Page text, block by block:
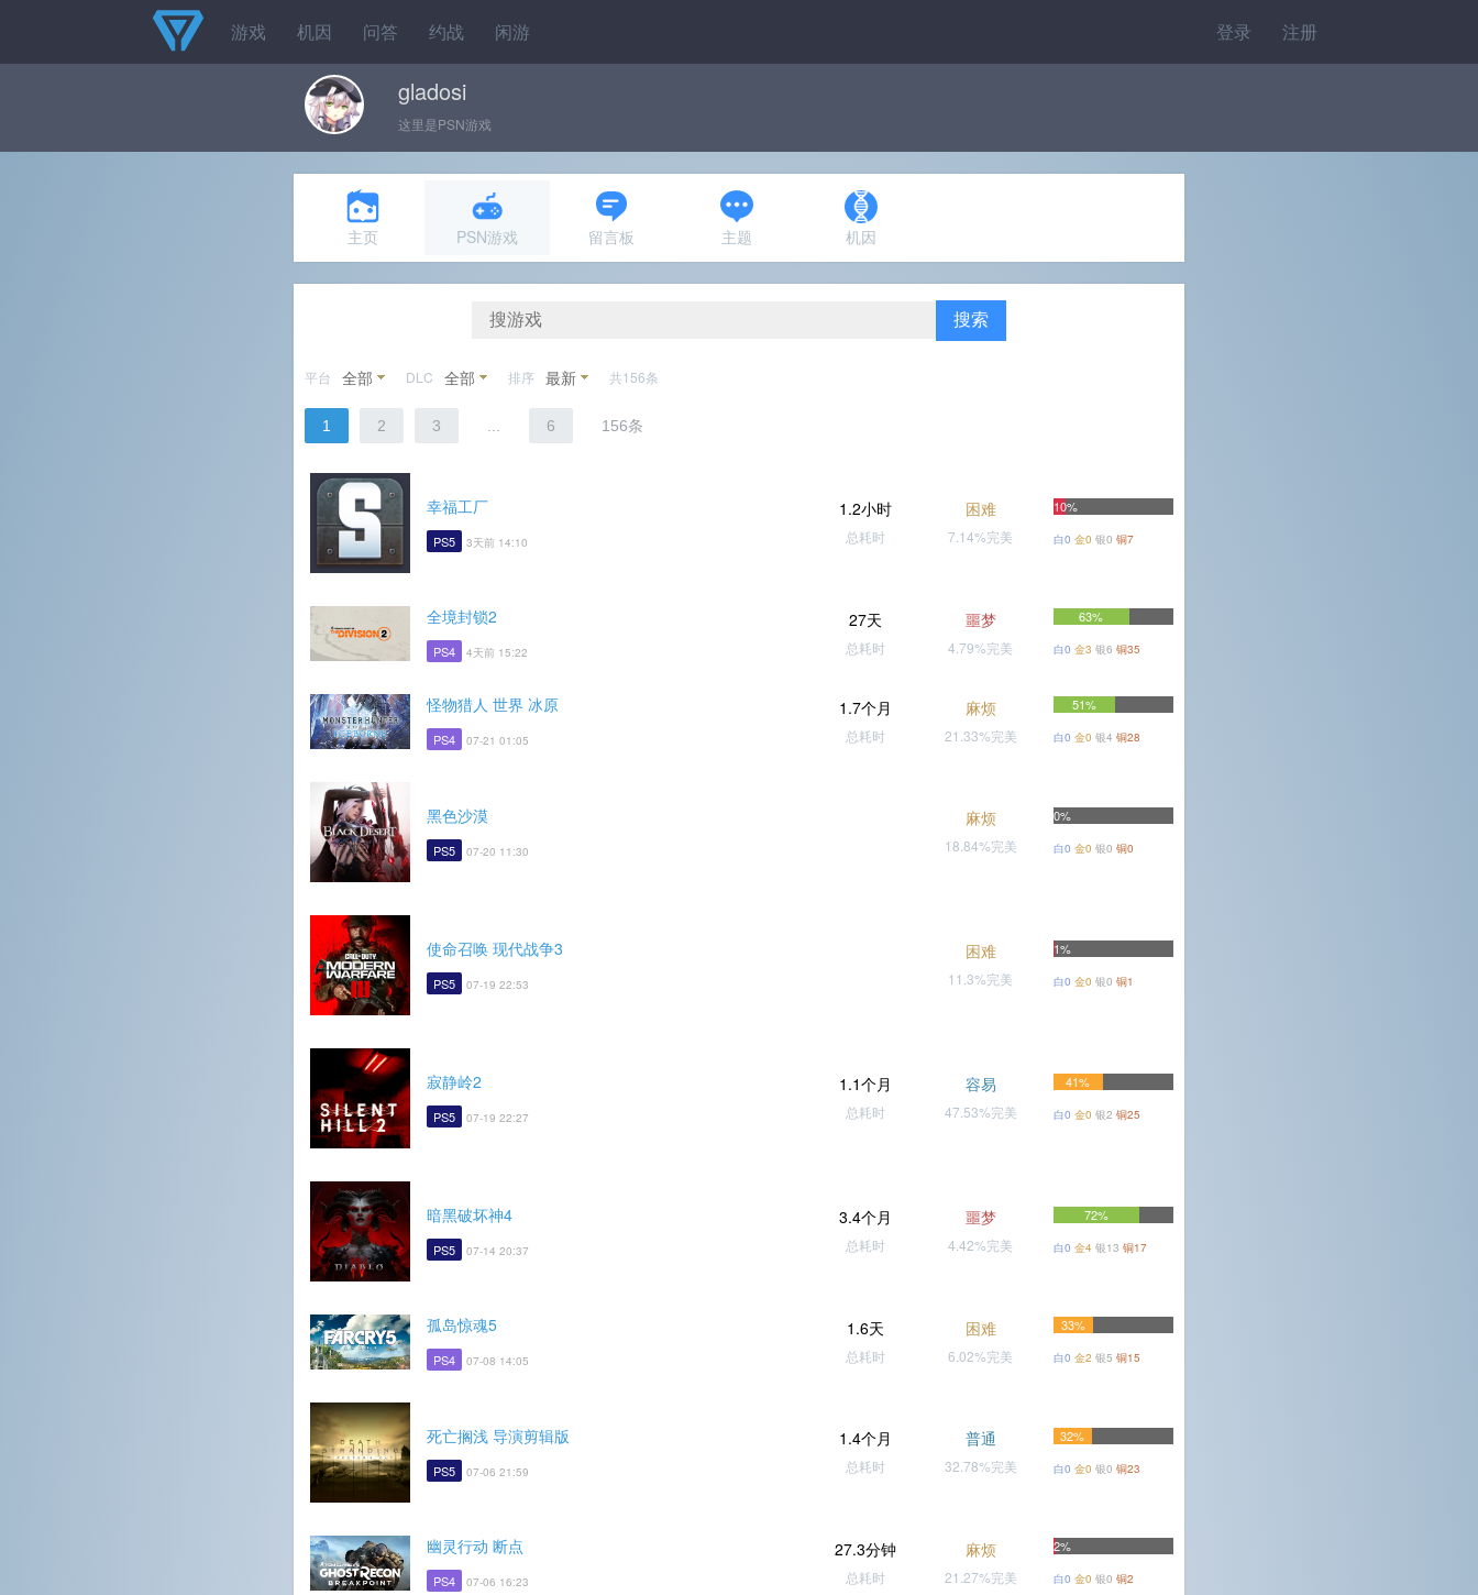
登录 注册
游戏 机因 问答 约战 闲游
gladosi
这里是PSN游戏
主页 PSN游戏 留言板 主题 机因
搜索
平台 全部 DLC 全部 排序 最新 共156条
1 2 3 6 156条
幸福工厂
PS5 3天前 14:10
1.2小时
总耗时
困难
7.14%完美
10%
白0 金0 银0 铜7
全境封锁2
PS4 4天前 15:22
27天
总耗时
噩梦
4.79%完美
63%
白0 金3 银6 铜35
怪物猎人 世界 冰原
PS4 07-21 01:05
1.7个月
总耗时
麻烦
21.33%完美
51%
白0 金0 银4 铜28
黑色沙漠
PS5 07-20 11:30
麻烦
18.84%完美
0%
白0 金0 银0 铜0
使命召唤 现代战争3
PS5 07-19 22:53
困难
11.3%完美
1%
白0 金0 银0 铜1
寂静岭2
PS5 07-19 22:27
1.1个月
总耗时
容易
47.53%完美
41%
白0 金0 银2 铜25
暗黑破坏神4
PS5 07-14 20:37
3.4个月
总耗时
噩梦
4.42%完美
72%
白0 金4 银13 铜17
孤岛惊魂5
PS4 07-08 14:05
1.6天
总耗时
困难
6.02%完美
33%
白0 金2 银5 铜15
死亡搁浅 导演剪辑版
PS5 07-06 21:59
1.4个月
总耗时
普通
32.78%完美
32%
白0 金0 银0 铜23
幽灵行动 断点
PS4 07-06 16:23
27.3分钟
总耗时
麻烦
21.27%完美
2%
白0 金0 银0 铜2